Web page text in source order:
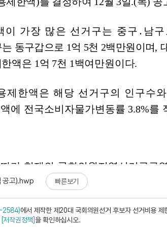
공고).hwp 빠른보기
2584)에서 제작한 제20대 국회의원선거 후보자 선거비용 제
[저작권정책]을 확인하십시오.